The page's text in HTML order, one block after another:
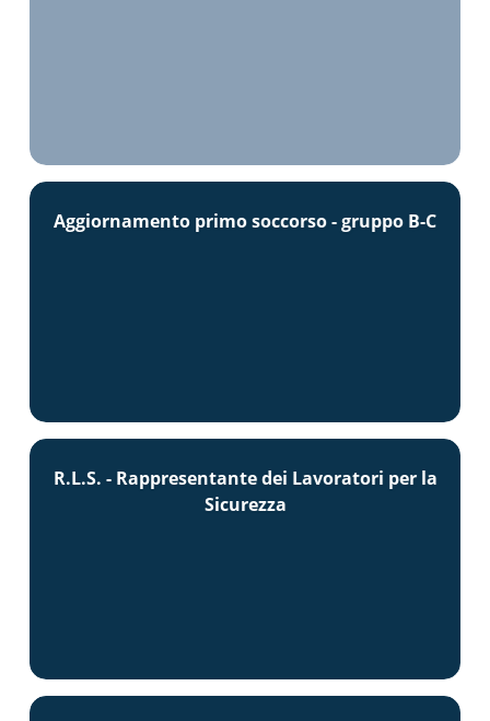
Aggiornamento primo soccorso - gruppo B-C
R.L.S. - Rappresentante dei Lavoratori per la
Sicurezza